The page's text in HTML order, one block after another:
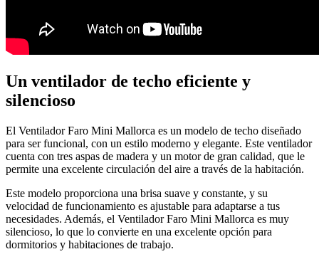
Un ventilador de techo eficiente y
silencioso
El Ventilador Faro Mini Mallorca es un modelo de techo diseñado
para ser funcional, con un estilo moderno y elegante. Este ventilador
cuenta con tres aspas de madera y un motor de gran calidad, que le
permite una excelente circulación del aire a través de la habitación.
Este modelo proporciona una brisa suave y constante, y su
velocidad de funcionamiento es ajustable para adaptarse a tus
necesidades. Además, el Ventilador Faro Mini Mallorca es muy
silencioso, lo que lo convierte en una excelente opción para
dormitorios y habitaciones de trabajo.